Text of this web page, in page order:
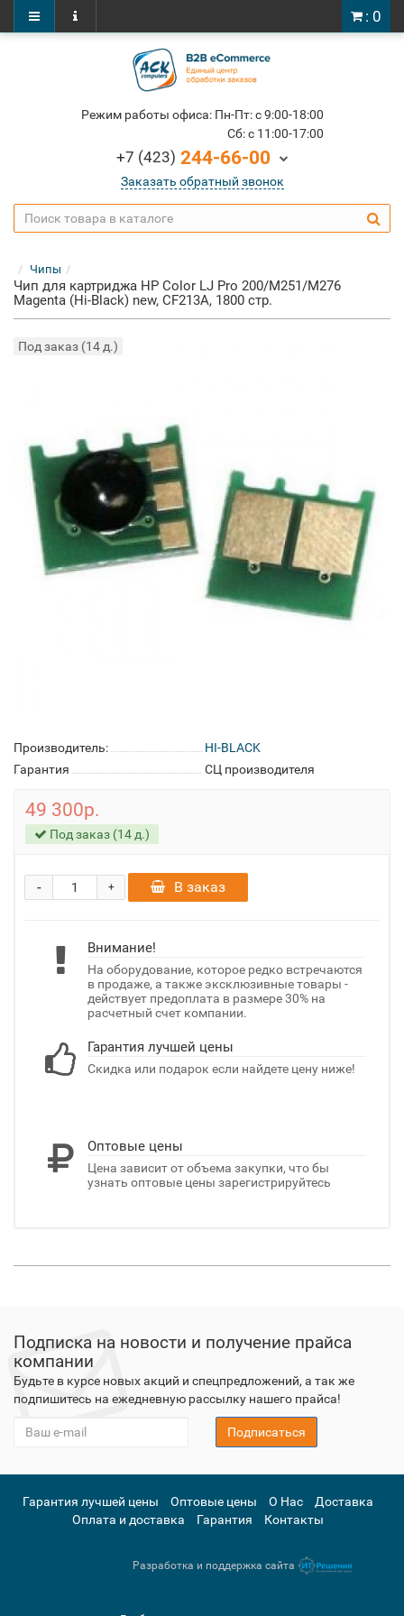
: 0
Режим работы офиса: Пн-Пт: c 9:00-18:00
Cб: c 11:00-17:00
+7 (423) 244-66-00
Заказать обратный звонок
Чипы
Чип для картриджа HP Color LJ Pro 200/M251/M276
Magenta (Hi-Black) new, CF213A, 1800 стр.
Под заказ (14 д.)
Производитель:
HI-BLACK
Гарантия
СЦ производителя
49 300р.
Под заказ (14 д.)
+
- В заказ
Внимание!
На оборудование, которое редко встречаются
в продаже, а также эксклюзивные товары -
действует предоплата в размере 30% на
расчетный счет компании.
Гарантия лучшей цены
Скидка или подарок если найдете цену ниже!
Оптовые цены
Цена зависит от объема закупки, что бы
узнать оптовые цены зарегистрируйтесь
Подписка на новости и получение прайса
компании
Будьте в курсе новых акций и спецпредложений, а так же
подпишитесь на ежедневную рассылку нашего прайса!
Подписаться
Гарантия лучшей цены Оптовые цены О Нас
Доставка
Оплата и доставка
Гарантия Контакты
Разработка и поддержка сайта